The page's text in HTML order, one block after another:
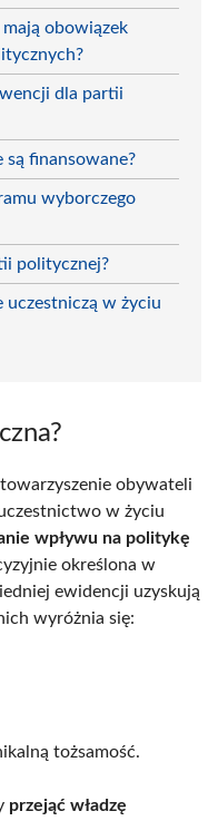
mają obowiązek
dla partii
finansowane?
wyborczego
politycznej?
w życiu
obywateli
w życiu
wpływu na politykę
określona w
ewidencji uzyskują
wyróżnia się:
tożsamość.
przejąć władzę